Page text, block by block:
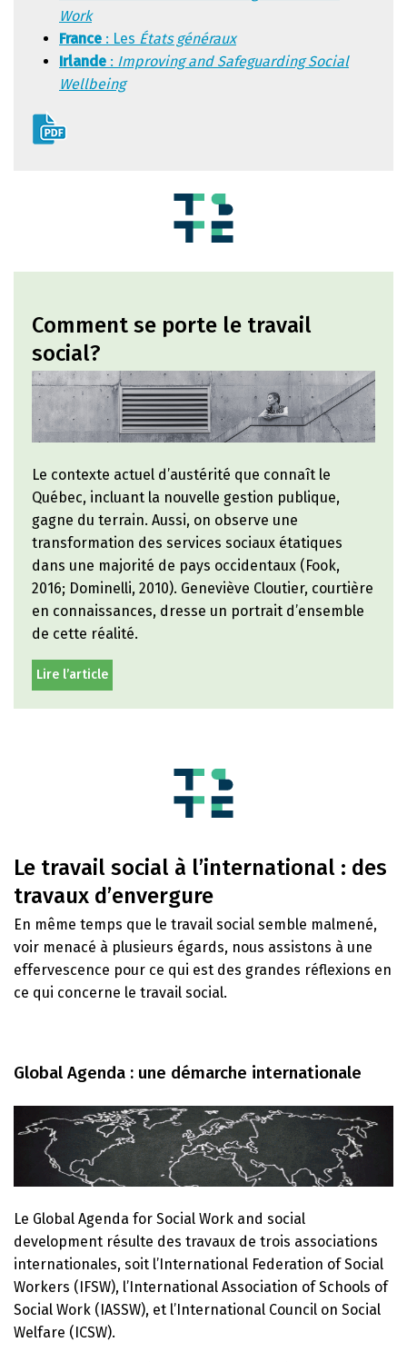
Work
France : Les États généraux
Irlande : Improving and Safeguarding Social
Wellbeing
Comment se porte le travail
social?
Le contexte actuel d’austérité que connaît le
Québec, incluant la nouvelle gestion publique,
gagne du terrain. Aussi, on observe une
transformation des services sociaux étatiques
dans une majorité de pays occidentaux (Fook,
2016; Dominelli, 2010). Geneviève Cloutier, courtière
en connaissances, dresse un portrait d’ensemble
de cette réalité.
Lire l’article
Le travail social à l’international : des
travaux d’envergure
En même temps que le travail social semble malmené,
voir menacé à plusieurs égards, nous assistons à une
effervescence pour ce qui est des grandes réflexions en
ce qui concerne le travail social.
Global Agenda : une démarche internationale
Le Global Agenda for Social Work and social
development résulte des travaux de trois associations
internationales, soit l’International Federation of Social
Workers (IFSW), l’International Association of Schools of
Social Work (IASSW), et l’International Council on Social
Welfare (ICSW).